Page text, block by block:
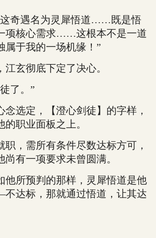
奇遇名为灵犀悟道……既是悟
项核心需求……这根本不是一道
属于我的一场机缘！”
玄彻底下定了决心。
了。”
选定，【澄心剑徒】的字样，
的职业面板之上。
，需所有条件尽数达标方可，
有一项要求未曾圆满。
所预判的那样，灵犀悟道是他
达标，那就通过悟道，让其达